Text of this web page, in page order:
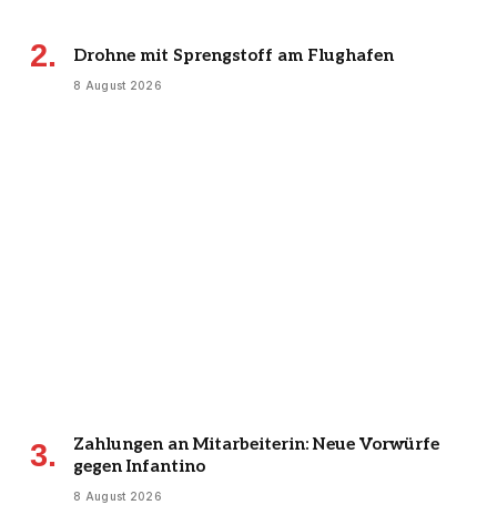
Drohne mit Sprengstoff am Flughafen
8 August 2026
Zahlungen an Mitarbeiterin: Neue Vorwürfe
gegen Infantino
8 August 2026